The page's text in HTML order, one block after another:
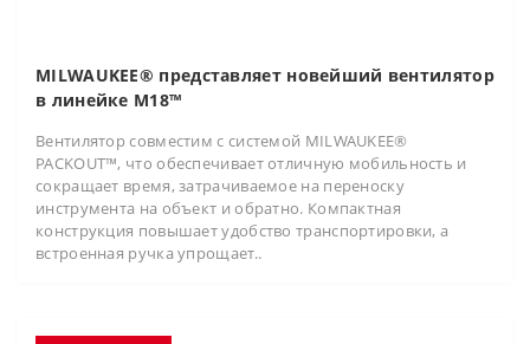
MILWAUKEE® представляет новейший вентилятор
в линейке M18™
Вентилятор совместим с системой MILWAUKEE®
PACKOUT™, что обеспечивает отличную мобильность и
сокращает время, затрачиваемое на переноску
инструмента на объект и обратно. Компактная
конструкция повышает удобство транспортировки, а
встроенная ручка упрощает..